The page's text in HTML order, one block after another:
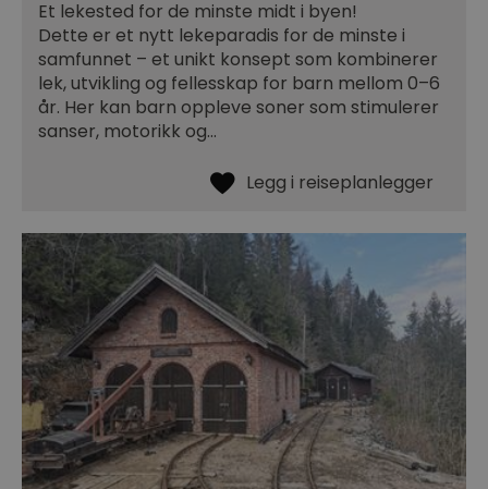
Et lekested for de minste midt i byen!
Dette er et nytt lekeparadis for de minste i
samfunnet – et unikt konsept som kombinerer
lek, utvikling og fellesskap for barn mellom 0–6
år. Her kan barn oppleve soner som stimulerer
sanser, motorikk og…